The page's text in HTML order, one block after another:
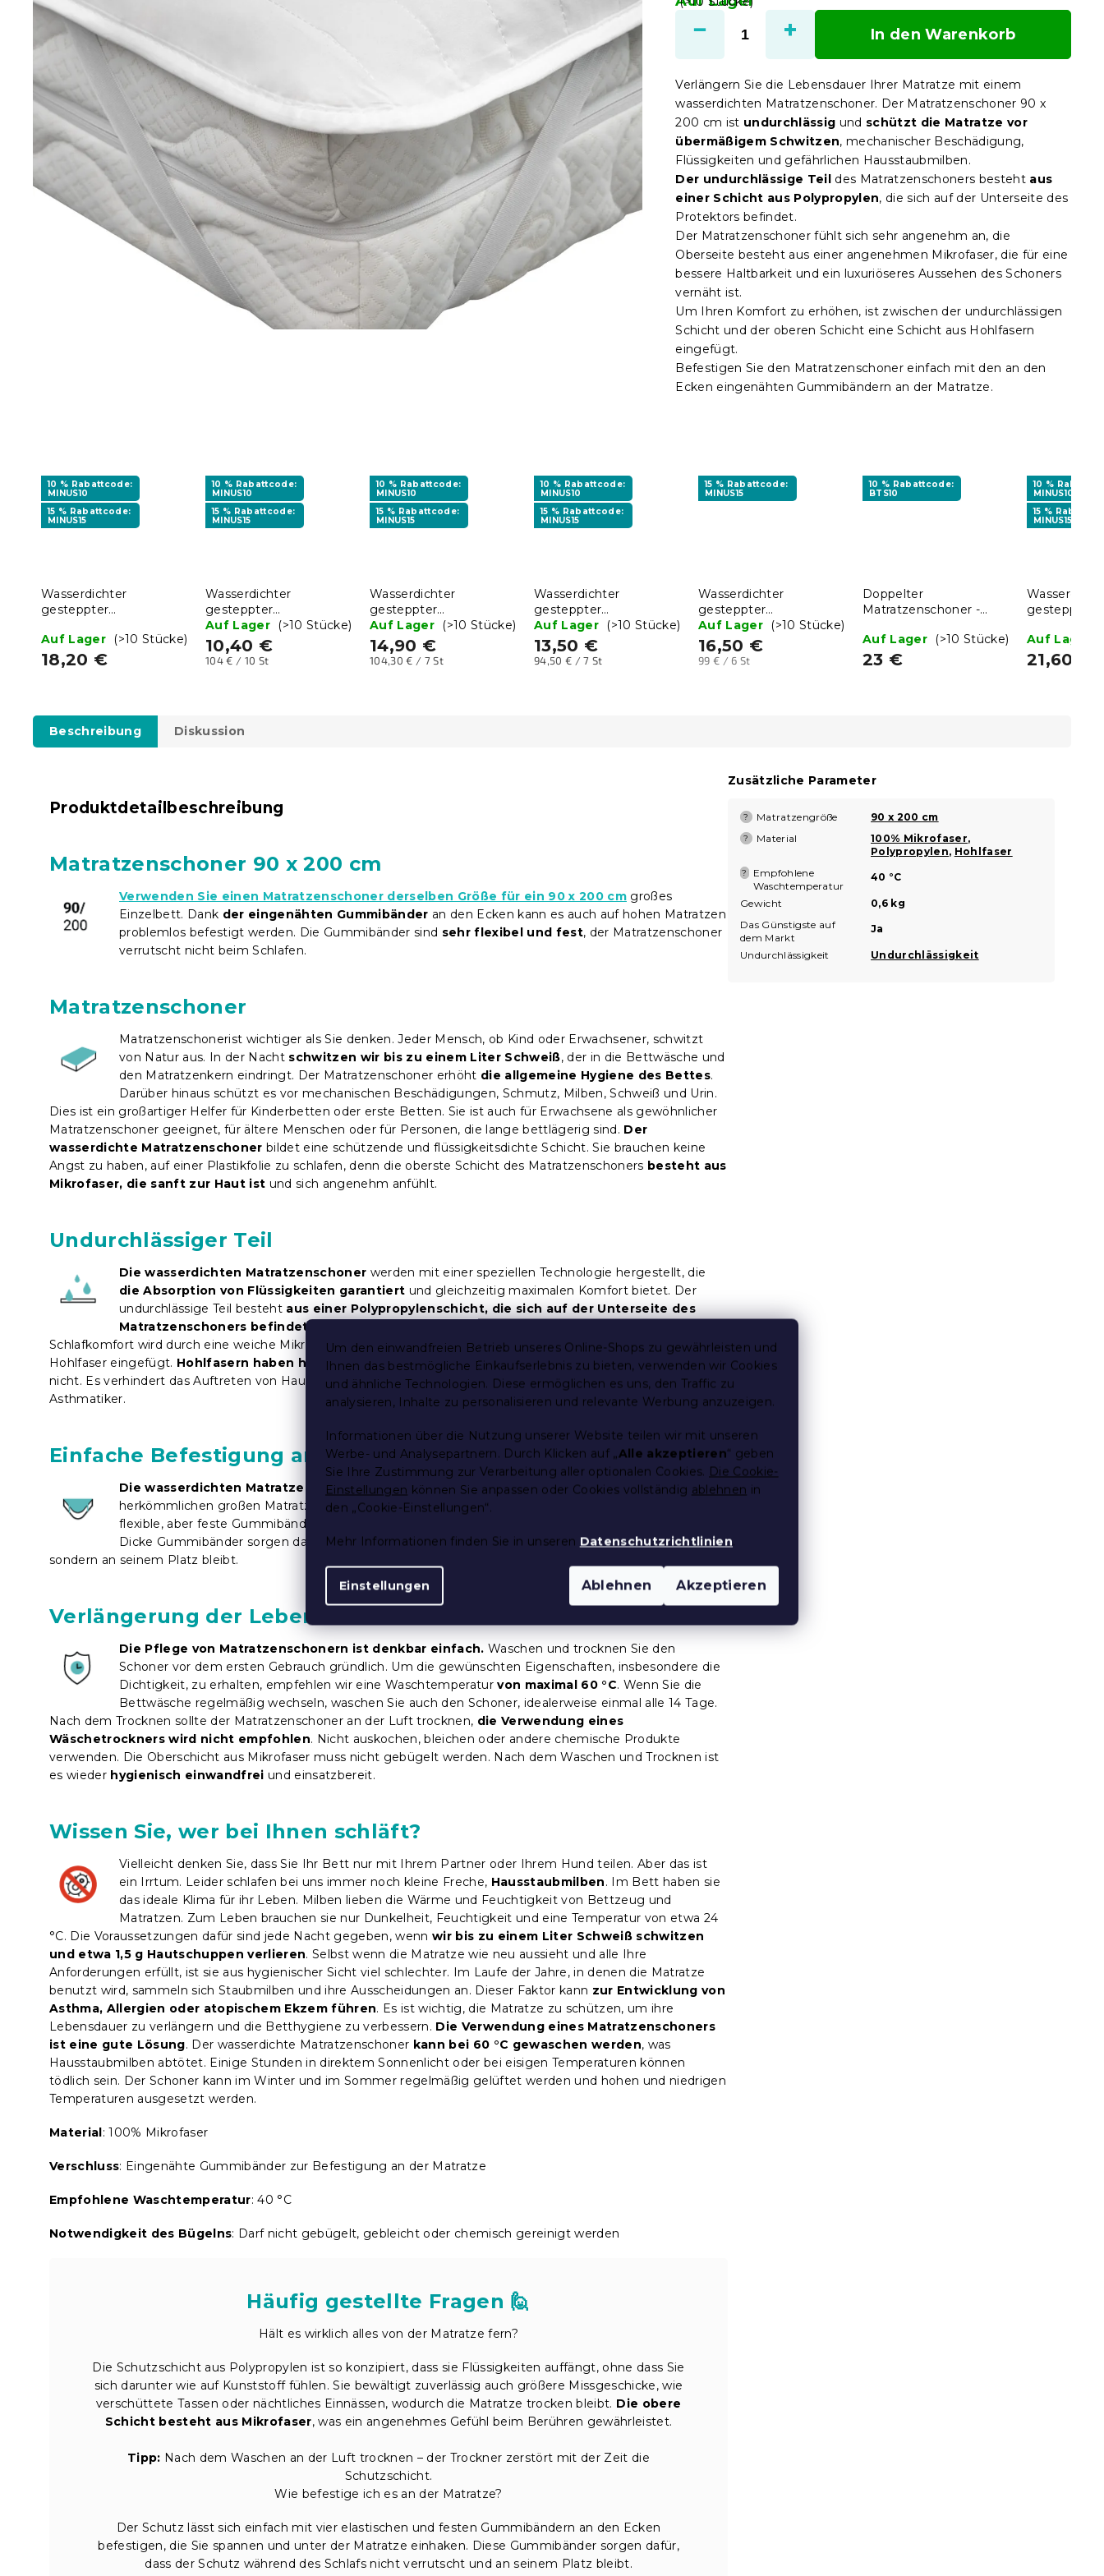
Um den einwandfreien Betrieb unseres Online-Shops zu gewährleisten und
Ihnen das bestmögliche Einkaufserlebnis zu bieten, verwenden wir Cookies
und ähnliche Technologien. Diese ermöglichen es uns, den Traffic zu
analysieren, Inhalte zu personalisieren und relevante Werbung anzuzeigen.
Informationen über die Nutzung unserer Website teilen wir mit unseren
Werbe- und Analysepartnern. Durch Klicken auf „Alle akzeptieren“ geben
Sie Ihre Zustimmung zur Verarbeitung aller optionalen Cookies. Die Cookie-
Einstellungen können Sie anpassen oder Cookies vollständig ablehnen in
den „Cookie-Einstellungen“.
Mehr Informationen finden Sie in unseren Datenschutzrichtlinien.
Einstellungen Ablehnen Akzeptieren
In den Warenkorb
Verlängern Sie die Lebensdauer Ihrer Matratze mit einem
wasserdichten Matratzenschoner. Der Matratzenschoner 90 x
200 cm ist undurchlässig und schützt die Matratze vor
übermäßigem Schwitzen, mechanischer Beschädigung,
Flüssigkeiten und gefährlichen Hausstaubmilben.
Der undurchlässige Teil des Matratzenschoners besteht aus
einer Schicht aus Polypropylen, die sich auf der Unterseite des
Protektors befindet.
Der Matratzenschoner fühlt sich sehr angenehm an, die
Oberseite besteht aus einer angenehmen Mikrofaser, die für eine
bessere Haltbarkeit und ein luxuriöseres Aussehen des Schoners
vernäht ist.
Um Ihren Komfort zu erhöhen, ist zwischen der undurchlässigen
Schicht und der oberen Schicht eine Schicht aus Hohlfasern
eingefügt.
Befestigen Sie den Matratzenschoner einfach mit den an den
Ecken eingenähten Gummibändern an der Matratze.
10 % Rabattcode:
MINUS10
15 % Rabattcode:
MINUS15
Wasserdichter
gesteppter
200 cm
Auf Lager (>10 Stücke)
18,20 €
10 % Rabattcode:
MINUS10
15 % Rabattcode:
MINUS15
Wasserdichter
gesteppter
Matratzenschoner 80 x
200 cm
Auf Lager (>10 Stücke)
10,40 €
Verkaufspreis:
104 € / 10 St
10 % Rabattcode:
MINUS10
15 % Rabattcode:
MINUS15
Wasserdichter
gesteppter
Matratzenschoner 140 x
200 cm
Auf Lager (>10 Stücke)
14,90 €
Verkaufspreis:
104,30 € / 7 St
10 % Rabattcode:
MINUS10
15 % Rabattcode:
MINUS15
Wasserdichter
gesteppter
Matratzenschoner 120 x
200 cm
Auf Lager (>10 Stücke)
13,50 €
Verkaufspreis:
94,50 € / 7 St
15 % Rabattcode:
MINUS15
Wasserdichter
gesteppter
Matratzenschoner 160 x
200 cm
Auf Lager (>10 Stücke)
16,50 €
Verkaufspreis:
99 € / 6 St
10 % Rabattcode:
BTS10
Doppelter
Matratzenschoner -
Auf Lager
(>10 Stücke)
23 €
10 %
MINUS10
15 %
MINUS15
gesteppter
220 cm
Auf Lager
21,60 €
Beschreibung Diskussion
Produktdetailbeschreibung
Matratzenschoner 90 x 200 cm
Verwenden Sie einen Matratzenschoner derselben Größe für ein 90 x 200 cm großes
Einzelbett. Dank der eingenähten Gummibänder an den Ecken kann es auch auf hohen Matratzen
problemlos befestigt werden. Die Gummibänder sind sehr flexibel und fest, der Matratzenschoner
verrutscht nicht beim Schlafen.
Matratzenschoner
Matratzenschonerist wichtiger als Sie denken. Jeder Mensch, ob Kind oder Erwachsener, schwitzt
von Natur aus. In der Nacht schwitzen wir bis zu einem Liter Schweiß, der in die Bettwäsche und
den Matratzenkern eindringt. Der Matratzenschoner erhöht die allgemeine Hygiene des Bettes.
Darüber hinaus schützt es vor mechanischen Beschädigungen, Schmutz, Milben, Schweiß und Urin.
Dies ist ein großartiger Helfer für Kinderbetten oder erste Betten. Sie ist auch für Erwachsene als gewöhnlicher
Matratzenschoner geeignet, für ältere Menschen oder für Personen, die lange bettlägerig sind. Der
wasserdichte Matratzenschoner bildet eine schützende und flüssigkeitsdichte Schicht. Sie brauchen keine
Angst zu haben, auf einer Plastikfolie zu schlafen, denn die oberste Schicht des Matratzenschoners besteht aus
Mikrofaser, die sanft zur Haut ist und sich angenehm anfühlt.
Undurchlässiger Teil
Die wasserdichten Matratzenschoner werden mit einer speziellen Technologie hergestellt, die
die Absorption von Flüssigkeiten garantiert und gleichzeitig maximalen Komfort bietet. Der
undurchlässige Teil besteht aus einer Polypropylenschicht, die sich auf der Unterseite des
Matratzenschoners befindet
Schlafkomfort wird durch eine weiche Mikrofaser-Oberschicht gewährleistet. Zwischen diesen Schichten ist eine
Hohlfaser eingefügt. Hohlfasern haben hervorragende Isoliereigenschaften, sind leicht und schrumpfen
nicht. Es verhindert das Auftreten von Hausmilben, Schimmelpilzen und Bakterien.Geeignet für Allergikerund
Asthmatiker.
Einfache Befestigung an der Matratze
Die wasserdichten Matratzenschonerkönnen sowohl auf Kindermatratzen als auch auf
herkömmlichen großen Matratzen leicht angebracht werden. Jeder Schoner hat an den Ecken vier
flexible, aber feste Gummibänder. Diese lassen sich leicht dehnen und unter der Matratze einhaken.
Dicke Gummibänder sorgen dafür, dass der Matratzenschoner im Schlaf nicht verrutscht,
sondern an seinem Platz bleibt.
Verlängerung der Lebensdauer einer Matratze
Die Pflege von Matratzenschonern ist denkbar einfach. Waschen und trocknen Sie den
Schoner vor dem ersten Gebrauch gründlich. Um die gewünschten Eigenschaften, insbesondere die
Dichtigkeit, zu erhalten, empfehlen wir eine Waschtemperaturvon maximal 60 °C. Wenn Sie die
Bettwäsche regelmäßig wechseln, waschen Sie auch den Schoner, idealerweise einmal alle 14 Tage.
Nach dem Trocknen sollte der Matratzenschoner an der Luft trocknen, die Verwendung eines
Wäschetrockners wird nicht empfohlen. Nicht auskochen, bleichen oder andere chemische Produkte
verwenden. Die Oberschicht aus Mikrofaser muss nicht gebügelt werden. Nach dem Waschen und Trocknen ist
es wieder hygienisch einwandfrei und einsatzbereit.
Wissen Sie, wer bei Ihnen schläft?
Vielleicht denken Sie, dass Sie Ihr Bett nur mit Ihrem Partner oder Ihrem Hund teilen. Aber das ist
ein Irrtum. Leider schlafen bei uns immer noch kleine Freche, Hausstaubmilben. Im Bett haben sie
das ideale Klima für ihr Leben. Milben lieben die Wärme und Feuchtigkeit von Bettzeug und
Matratzen. Zum Leben brauchen sie nur Dunkelheit, Feuchtigkeit und eine Temperatur von etwa 24
°C. Die Voraussetzungen dafür sind jede Nacht gegeben, wennwir bis zu einem Liter Schweiß schwitzen
und etwa 1,5 g Hautschuppen verlieren. Selbst wenn die Matratze wie neu aussieht und alle Ihre
Anforderungen erfüllt, ist sie aus hygienischer Sicht viel schlechter. Im Laufe der Jahre, in denen die Matratze
benutzt wird, sammeln sich Staubmilben und ihre Ausscheidungen an. Dieser Faktor kann zur Entwicklung von
Asthma, Allergien oder atopischem Ekzem führen. Es ist wichtig, die Matratze zu schützen, um ihre
Lebensdauer zu verlängern und die Betthygiene zu verbessern. Die Verwendung eines Matratzenschoners
ist eine gute Lösung. Der wasserdichte Matratzenschoner kann bei 60 °C gewaschen werden, was
Hausstaubmilben abtötet. Einige Stunden in direktem Sonnenlicht oder bei eisigen Temperaturen können
tödlich sein. Der Schoner kann im Winter und im Sommer regelmäßig gelüftet werden und hohen und niedrigen
Temperaturen ausgesetzt werden.
Material: 100% Mikrofaser
Verschluss: Eingenähte Gummibänder zur Befestigung an der Matratze
Empfohlene Waschtemperatur: 40 °C
Notwendigkeit des Bügelns: Darf nicht gebügelt, gebleicht oder chemisch gereinigt werden
Häufig gestellte Fragen 🙋
Hält es wirklich alles von der Matratze fern?
Die Schutzschicht aus Polypropylen ist so konzipiert, dass sie Flüssigkeiten auffängt, ohne dass Sie
sich darunter wie auf Kunststoff fühlen. Sie bewältigt zuverlässig auch größere Missgeschicke, wie
verschüttete Tassen oder nächtliches Einnässen, wodurch die Matratze trocken bleibt. Die obere
Schicht besteht aus Mikrofaser, was ein angenehmes Gefühl beim Berühren gewährleistet.
Tipp: Nach dem Waschen an der Luft trocknen – der Trockner zerstört mit der Zeit die
Schutzschicht.
Wie befestige ich es an der Matratze?
Der Schutz lässt sich einfach mit vier elastischen und festen Gummibändern an den Ecken
befestigen, die Sie spannen und unter der Matratze einhaken. Diese Gummibänder sorgen dafür,
dass der Schutz während des Schlafs nicht verrutscht und an seinem Platz bleibt.
Zusätzliche Parameter
? Matratzengröße 90 x 200 cm
? Material 100% Mikrofaser,
Polypropylen, Hohlfaser
?
Empfohlene
Waschtemperatur
40 °C
Gewicht
0,6 kg
Das Günstigste auf
dem Markt
Ja
Undurchlässigkeit Undurchlässigkeit